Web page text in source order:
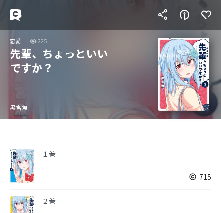
恋愛 225
先輩、ちょっといい
ですか？
黒宮魚
１巻
715
２巻